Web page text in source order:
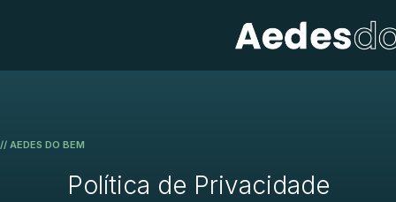
// AEDES DO BEM
Política de Privacidade